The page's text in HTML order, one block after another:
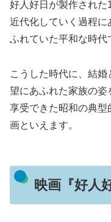
好人好日が製作され
近代化していく過程
ふれていた平和な時代
こうした時代に、結
望にあふれた家族の
享受できた昭和の典
画といえます。
映画『好人